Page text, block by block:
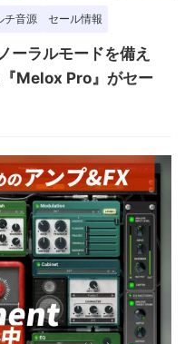
チ音源 セール情報
ーラルモードを備え
Melox Pro』がセー